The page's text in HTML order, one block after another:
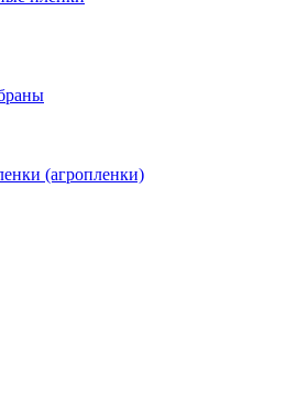
(агропленки)